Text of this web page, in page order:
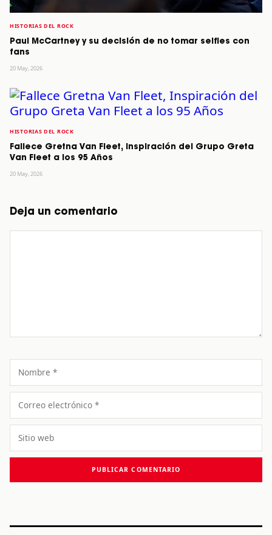
HISTORIAS DEL ROCK
Paul McCartney y su decisión de no tomar selfies con
fans
20 May, 2026
HISTORIAS DEL ROCK
Fallece Gretna Van Fleet, Inspiración del Grupo Greta
Van Fleet a los 95 Años
20 May, 2026
Deja un comentario
Nombre
Correo
electrónico
Sitio
web